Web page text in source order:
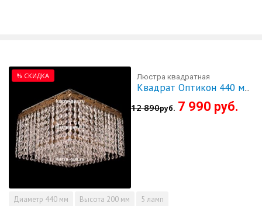
% СКИДКА Люстра квадратная
Квадрат Оптикон 440 мм - СКИДКА!!!
12 890руб. 7 990 руб.
Диаметр 440 мм Высота 200 мм 5 ламп